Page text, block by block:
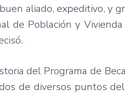
aliado, expeditivo, y
de Población y
del Programa de
de diversos puntos